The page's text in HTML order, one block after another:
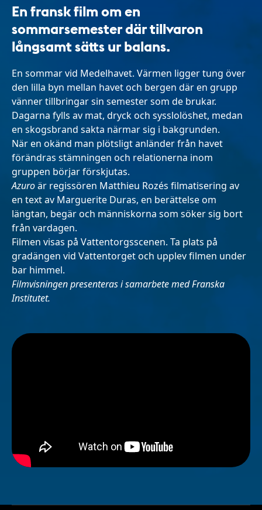
En fransk film om en
sommarsemester där tillvaron
långsamt sätts ur balans.
En sommar vid Medelhavet. Värmen ligger tung över
den lilla byn mellan havet och bergen där en grupp
vänner tillbringar sin semester som de brukar.
Dagarna fylls av mat, dryck och sysslolöshet, medan
en skogsbrand sakta närmar sig i bakgrunden.
När en okänd man plötsligt anländer från havet
förändras stämningen och relationerna inom
gruppen börjar förskjutas.
Azuroär regissören Matthieu Rozés filmatisering av
en text av Marguerite Duras, en berättelse om
längtan, begär och människorna som söker sig bort
från vardagen.
Filmen visas på Vattentorgsscenen. Ta plats på
gradängen vid Vattentorget och upplev filmen under
bar himmel.
Filmvisningen presenteras i samarbete med Franska
Institutet.